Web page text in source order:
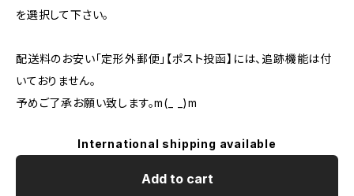
を選択して下さい。
配送料のお安い「定形外郵便」【ポスト投函】には、追跡機能は付
いておりません。
予めご了承お願い致します。m(_ _)m
International shipping available
Add to cart